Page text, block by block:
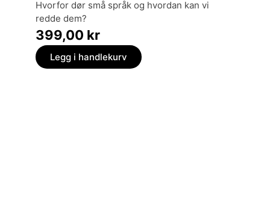
hvorfor dør små språk og hvordan kan vi
redde dem?
399,00 kr
Legg i handlekurv